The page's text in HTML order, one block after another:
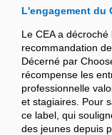
L'engagement du
Le CEA a
recommandation
Décerné par
récompense les
professionnelle
et stagiaires. Pour
ce label, qui
des jeunes depuis